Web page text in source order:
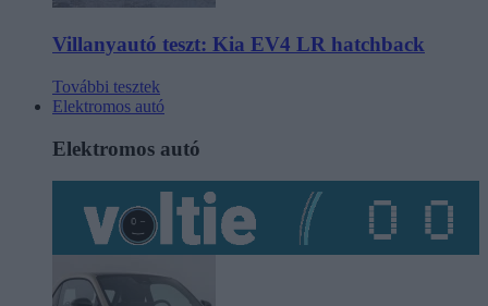
Villanyautó teszt: Kia EV4 LR hatchback
További tesztek
Elektromos autó
Elektromos autó